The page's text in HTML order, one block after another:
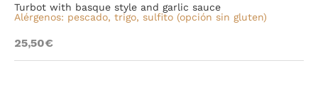
Turbot with basque style and garlic sauce
Alérgenos: pescado, trigo, sulfito (opción sin gluten)
25,50€